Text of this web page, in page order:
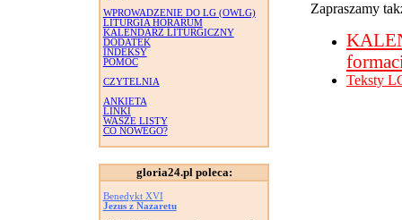
WPROWADZENIE DO LG (OWLG)
LITURGIA HORARUM
KALENDARZ LITURGICZNY
DODATEK
INDEKSY
POMOC
CZYTELNIA
ANKIETA
LINKI
WASZE LISTY
CO NOWEGO?
gloria24.pl poleca:
Benedykt XVI
Jezus z Nazaretu
Zapraszamy
Teksty